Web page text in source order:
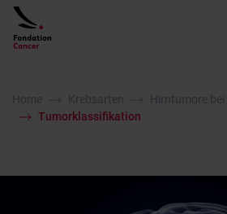
Home Krebsarten
Hirntumore bei
Tumorklassifikation